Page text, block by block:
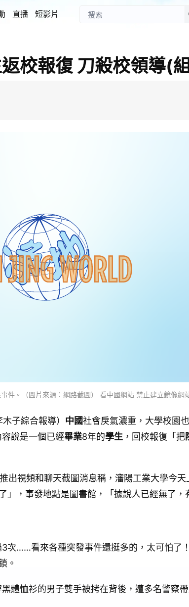
直播 短影片
校報復 刀殺校領導(
件。（圖片來源：網路截圖） 看中國網站 禁止建立鏡像網
子綜合報導） 中國社會戾氣濃重，大學校園
說是一個已經畢業8年的學生，回校報復「把
出視頻和聊天截圖消息稱，瀋陽工業大學今天
」，事發地點是圖書館，「據說人已經無了
次……看來各種突發事件還挺多的，太可怕了
。
體恤衫的男子雙手被拷在背後，遭多名警察